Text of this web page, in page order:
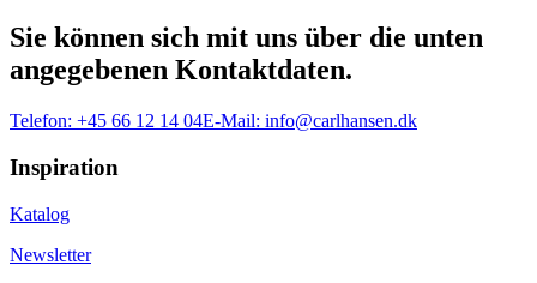
Sie können sich mit uns über die unten
angegebenen Kontaktdaten.
Telefon: +45 66 12 14 04E-Mail: info@carlhansen.dk
Inspiration
Katalog
Newsletter